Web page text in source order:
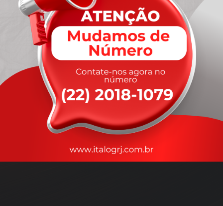
rapidez
que você precisa,
com a qualidade que vocêmerece.
Nossos motoristas são treinados para garantir a máxima
durante o transporte, com rastreamento em tempo real.